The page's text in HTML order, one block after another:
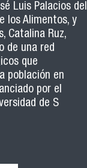
Luis Palacios del
los Alimentos, y
Catalina Ruz,
de una red
que
población en
por el
de S